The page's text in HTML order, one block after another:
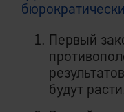
Первый
будут